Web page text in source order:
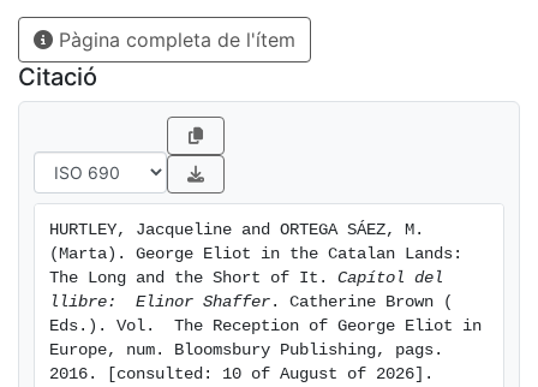
Pàgina completa de l'ítem
Citació
HURTLEY, Jacqueline and ORTEGA SÁEZ, M.
(Marta). George Eliot in the Catalan Lands:
The Long and the Short of It. Capítol del
llibre:  Elinor Shaffer . Catherine Brown (
Eds.). Vol.  The Reception of George Eliot in
Europe, num. Bloomsbury Publishing, pags.
2016. [consulted: 10 of August of 2026].